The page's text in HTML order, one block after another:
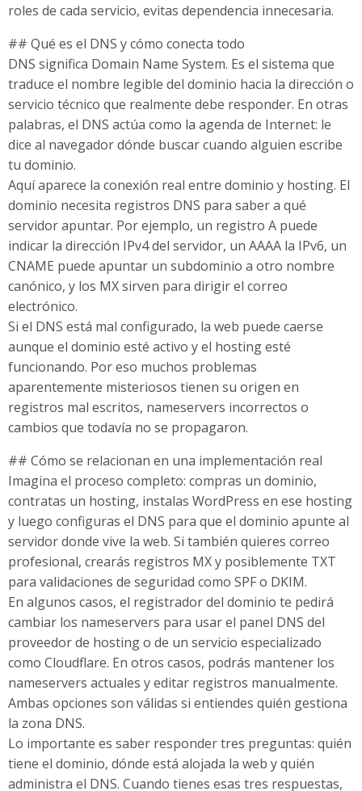
roles de cada servicio, evitas dependencia innecesaria.
## Qué es el DNS y cómo conecta todo
DNS significa Domain Name System. Es el sistema que
traduce el nombre legible del dominio hacia la dirección o
servicio técnico que realmente debe responder. En otras
palabras, el DNS actúa como la agenda de Internet: le
dice al navegador dónde buscar cuando alguien escribe
tu dominio.
Aquí aparece la conexión real entre dominio y hosting. El
dominio necesita registros DNS para saber a qué
servidor apuntar. Por ejemplo, un registro A puede
indicar la dirección IPv4 del servidor, un AAAA la IPv6, un
CNAME puede apuntar un subdominio a otro nombre
canónico, y los MX sirven para dirigir el correo
electrónico.
Si el DNS está mal configurado, la web puede caerse
aunque el dominio esté activo y el hosting esté
funcionando. Por eso muchos problemas
aparentemente misteriosos tienen su origen en
registros mal escritos, nameservers incorrectos o
cambios que todavía no se propagaron.
## Cómo se relacionan en una implementación real
Imagina el proceso completo: compras un dominio,
contratas un hosting, instalas WordPress en ese hosting
y luego configuras el DNS para que el dominio apunte al
servidor donde vive la web. Si también quieres correo
profesional, crearás registros MX y posiblemente TXT
para validaciones de seguridad como SPF o DKIM.
En algunos casos, el registrador del dominio te pedirá
cambiar los nameservers para usar el panel DNS del
proveedor de hosting o de un servicio especializado
como Cloudflare. En otros casos, podrás mantener los
nameservers actuales y editar registros manualmente.
Ambas opciones son válidas si entiendes quién gestiona
la zona DNS.
Lo importante es saber responder tres preguntas: quién
tiene el dominio, dónde está alojada la web y quién
administra el DNS. Cuando tienes esas tres respuestas,